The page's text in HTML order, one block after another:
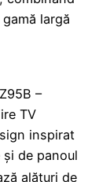
largă
–
TV
inspirat
de panoul
alături de